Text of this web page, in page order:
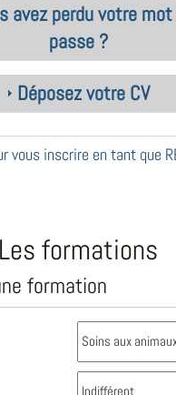
avez perdu votre
passe ?
Déposez votre CV
vous inscrire en tant que
Les formations
formation